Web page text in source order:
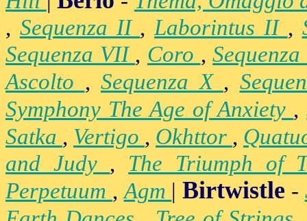
, Sequenza II ,Laborintus II ,
Sequenza VII , Coro ,
Ascolto , Sequenza X ,
Symphony The Age of Anxiety ,
Satka , Vertigo , Okhttor ,
and Judy , The Triumph of
Perpetuum ,Agm |Birtwistle -